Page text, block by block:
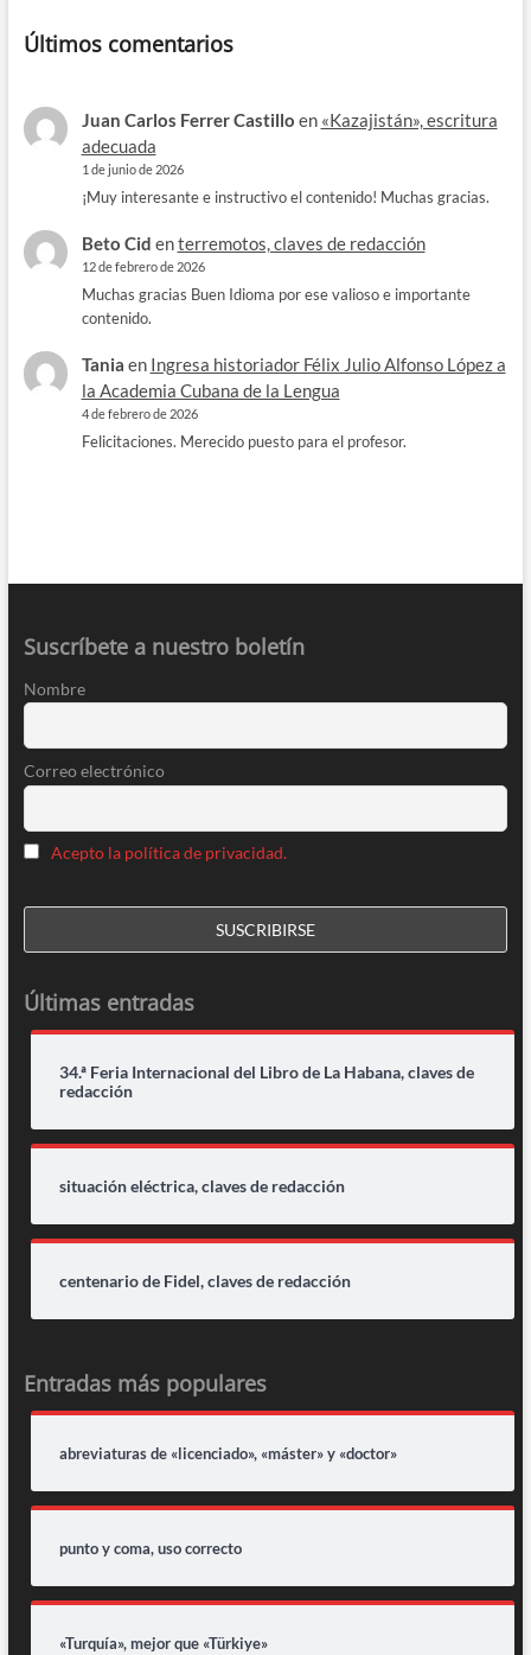
Últimos comentarios
Juan Carlos Ferrer Castillo en «Kazajistán», escritura
adecuada
1 de junio de 2026
¡Muy interesante e instructivo el contenido! Muchas gracias.
Beto Cid enterremotos, claves de redacción
12 de febrero de 2026
Muchas gracias Buen Idioma por ese valioso e importante
contenido.
Tania en Ingresa historiador Félix Julio Alfonso López a
la Academia Cubana de la Lengua
4 de febrero de 2026
Felicitaciones. Merecido puesto para el profesor.
Suscríbete a nuestro boletín
Nombre
Correo electrónico
Acepto la política de privacidad.
Últimas entradas
34.ª Feria Internacional del Libro de La Habana, claves de
redacción
situación eléctrica, claves de redacción
centenario de Fidel, claves de redacción
Entradas más populares
abreviaturas de «licenciado», «máster» y «doctor»
punto y coma, uso correcto
«Turquía», mejor que «Türkiye»